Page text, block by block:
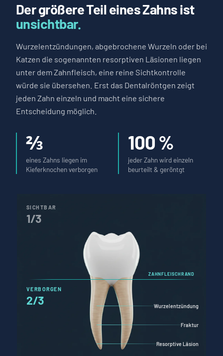
Der größere Teil eines Zahns ist
unsichtbar.
Wurzelentzündungen, abgebrochene Wurzeln oder bei
Katzen die sogenannten resorptiven Läsionen liegen
unter dem Zahnfleisch, eine reine Sichtkontrolle
würde sie übersehen. Erst das Dentalröntgen zeigt
jeden Zahn einzeln und macht eine sichere
Entscheidung möglich.
⅔
eines Zahns liegen im
Kieferknochen verborgen
100 %
jeder Zahn wird einzeln
beurteilt & geröntgt
SICHTBAR
1/3
VERBORGEN
2/3 Wurzelentzündung
Fraktur
Resorptive Läsion